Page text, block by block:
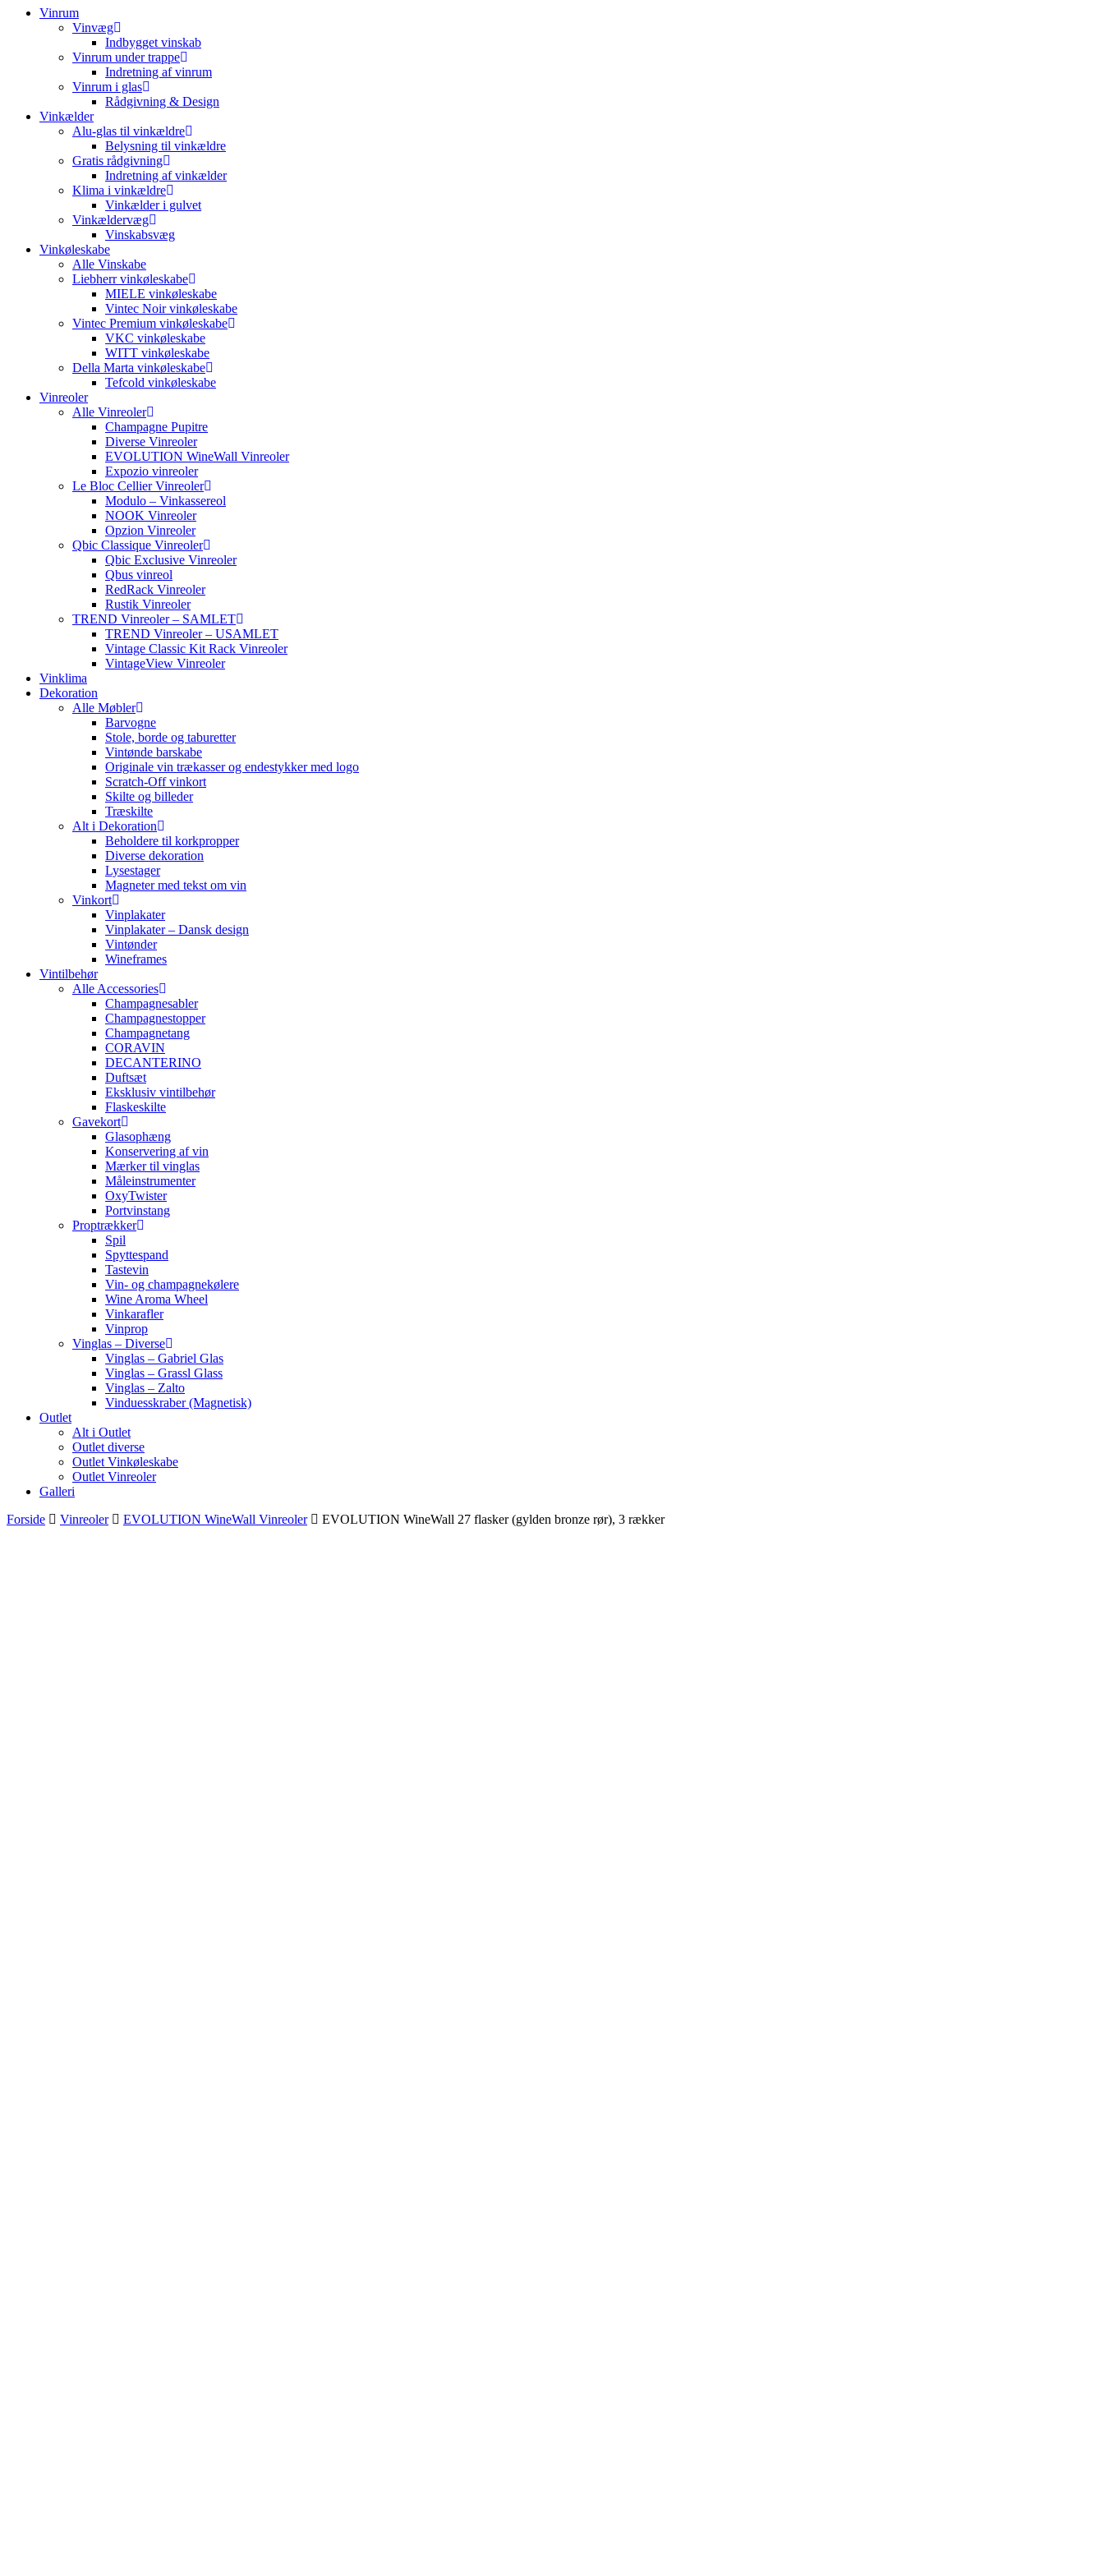
Vinrum
Vinvæg
Indbygget vinskab
Vinrum under trappe
Indretning af vinrum
Vinrum i glas
Rådgivning & Design
Vinkælder
Alu-glas til vinkældre
Belysning til vinkældre
Gratis rådgivning
Indretning af vinkælder
Klima i vinkældre
Vinkælder i gulvet
Vinkældervæg
Vinskabsvæg
Vinkøleskabe
Alle Vinskabe
Liebherr vinkøleskabe
MIELE vinkøleskabe
Vintec Noir vinkøleskabe
Vintec Premium vinkøleskabe
VKC vinkøleskabe
WITT vinkøleskabe
Della Marta vinkøleskabe
Tefcold vinkøleskabe
Vinreoler
Alle Vinreoler
Champagne Pupitre
Diverse Vinreoler
EVOLUTION WineWall Vinreoler
Expozio vinreoler
Le Bloc Cellier Vinreoler
Modulo – Vinkassereol
NOOK Vinreoler
Opzion Vinreoler
Qbic Classique Vinreoler
Qbic Exclusive Vinreoler
Qbus vinreol
RedRack Vinreoler
Rustik Vinreoler
TREND Vinreoler – SAMLET
TREND Vinreoler – USAMLET
Vintage Classic Kit Rack Vinreoler
VintageView Vinreoler
Vinklima
Dekoration
Alle Møbler
Barvogne
Stole, borde og taburetter
Vintønde barskabe
Originale vin trækasser og endestykker med logo
Scratch-Off vinkort
Skilte og billeder
Træskilte
Alt i Dekoration
Beholdere til korkpropper
Diverse dekoration
Lysestager
Magneter med tekst om vin
Vinkort
Vinplakater
Vinplakater – Dansk design
Vintønder
Wineframes
Vintilbehør
Alle Accessories
Champagnesabler
Champagnestopper
Champagnetang
CORAVIN
DECANTERINO
Duftsæt
Eksklusiv vintilbehør
Flaskeskilte
Gavekort
Glasophæng
Konservering af vin
Mærker til vinglas
Måleinstrumenter
OxyTwister
Portvinstang
Proptrækker
Spil
Spyttespand
Tastevin
Vin- og champagnekølere
Wine Aroma Wheel
Vinkarafler
Vinprop
Vinglas – Diverse
Vinglas – Gabriel Glas
Vinglas – Grassl Glass
Vinglas – Zalto
Vinduesskraber (Magnetisk)
Outlet
Alt i Outlet
Outlet diverse
Outlet Vinkøleskabe
Outlet Vinreoler
Galleri
Forside
Vinreoler EVOLUTION WineWall Vinreoler EVOLUTION WineWall 27 flasker (gylden bronze rør), 3 rækker